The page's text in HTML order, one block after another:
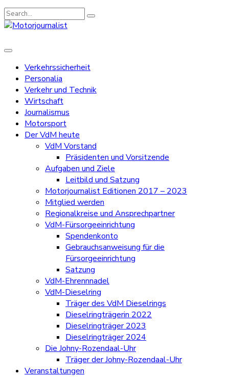
Search
for:
Verkehrssicherheit
Personalia
Verkehr und Technik
Wirtschaft
Journalismus
Motorsport
Der VdM heute
VdM Vorstand
Präsidenten und Vorsitzende
Aufgaben und Ziele
Leitbild und Satzung
Motorjournalist Editionen 2017 – 2023
Mitglied werden
Regionalkreise und Ansprechpartner
VdM-Fürsorgeeinrichtung
Spendenkonto
Gebrauchsanweisung für die
Fürsorgeeinrichtung
Satzung
VdM-Ehrennnadel
VdM-Dieselring
Träger des VdM Dieselrings
Dieselringträgerin 2022
Dieselringträger 2023
Dieselringträger 2024
Die Johny-Rozendaal-Uhr
Träger der Johny-Rozendaal-Uhr
Veranstaltungen